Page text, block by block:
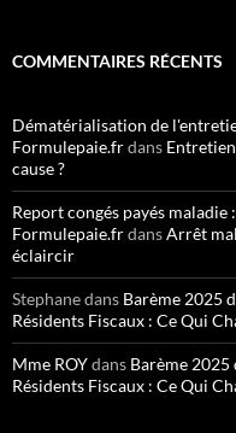
COMMENTAIRES RÉCENTS
Dématérialisation de
Formulepaie.frdans
cause ?
Report congés payés
Formulepaie.frdansArrêt
éclaircir
Stephanedans Barème 2025
Résidents Fiscaux : Ce Qui
Mme ROYdans Barème 2025
Résidents Fiscaux : Ce Qui